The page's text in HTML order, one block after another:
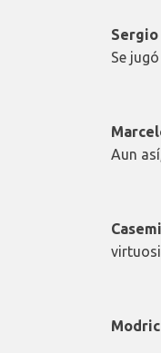
Sergio
Se
Aun
Modric